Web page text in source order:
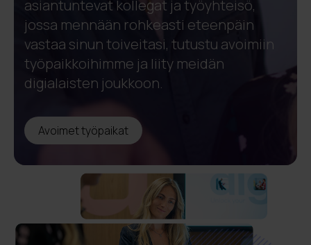
asiantuntevat kollegat ja työyhteisö,
jossa mennään rohkeasti eteenpäin
vastaa sinun toiveitasi, tutustu avoimiin
työpaikkoihimme ja liity meidän
digialaisten joukkoon.
Avoimet työpaikat